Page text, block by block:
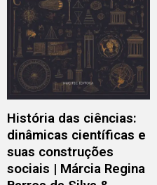
História das ciências:
dinâmicas científicas e
suas construções
sociais | Márcia Regina